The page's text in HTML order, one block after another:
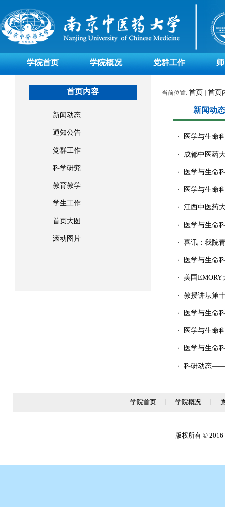
学院首页 学院概况 党群工作
首页内容
新闻动态
通知公告
党群工作
科学研究
教育教学
学生工作
首页大图
滚动图片
当前位置: 首页 首页
新闻动态
・ 医学与生命
・ 成都中医药
・ 医学与生命
・ 医学与生命
・ 江西中医药
・ 医学与生命
・ 喜讯：我院
・ 医学与生命
・ 美国
・ 教授讲坛第
・ 医学与生命
・ 医学与生命
・ 医学与生命
・ 科研动态——
学院首页 学院概况
版权所有 © 2016